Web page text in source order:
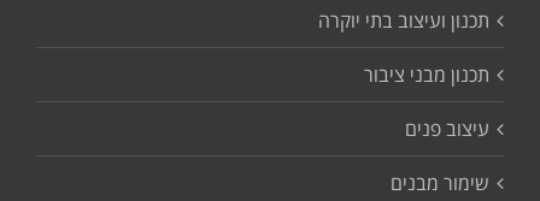
תכנון ועיצוב בתי יוקרה
תכנון מבני ציבור
עיצוב פנים
שימור מבנים